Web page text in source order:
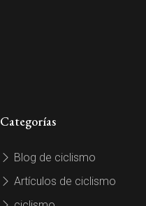
Categorías
Blog de ciclismo
Artículos de ciclismo